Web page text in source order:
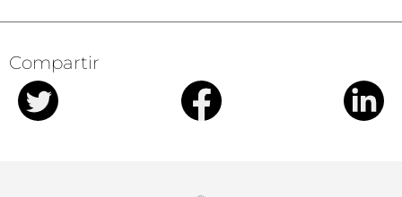
Compartir